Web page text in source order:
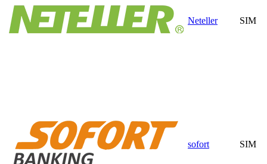
Neteller SIM
sofort SIM